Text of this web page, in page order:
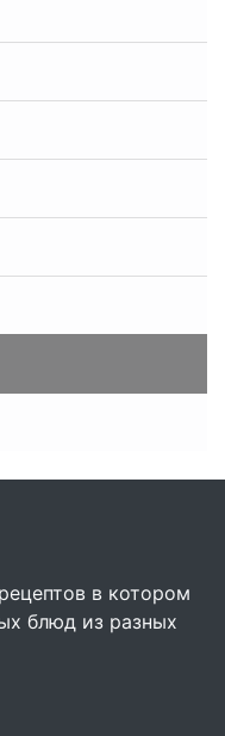
в котором
блюд из разных